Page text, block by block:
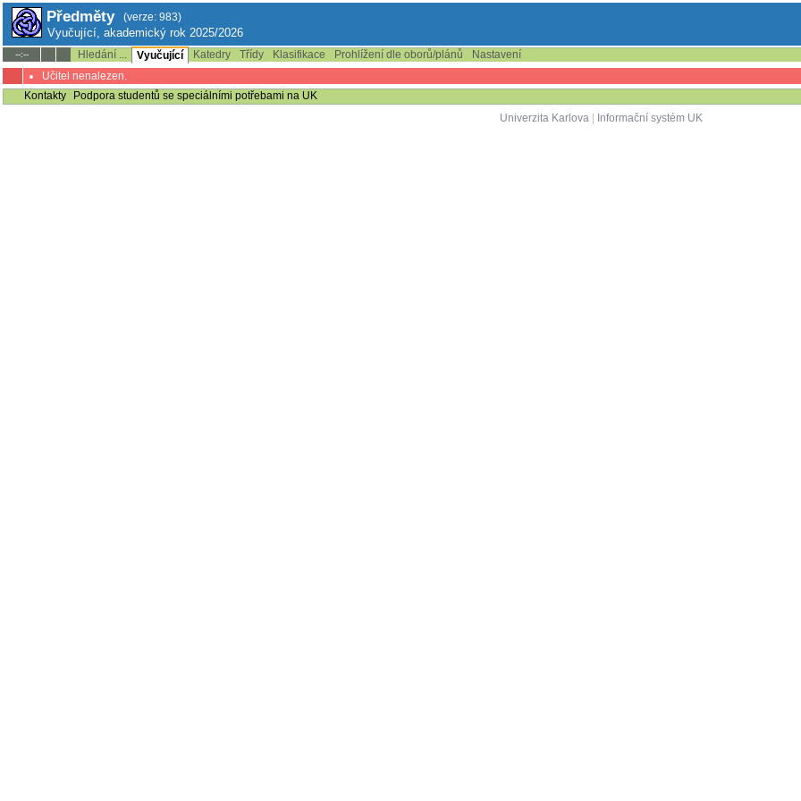
Předměty (verze: 983)
Vyučující, akademický rok 2025/2026
--:-- Hledání ... Vyučující Katedry Třídy Klasifikace Prohlížení dle oborů/plánů
Nastavení
Učitel nenalezen.
Kontakty
Podpora studentů se speciálními potřebami na UK
Univerzita Karlova| Informační systém UK